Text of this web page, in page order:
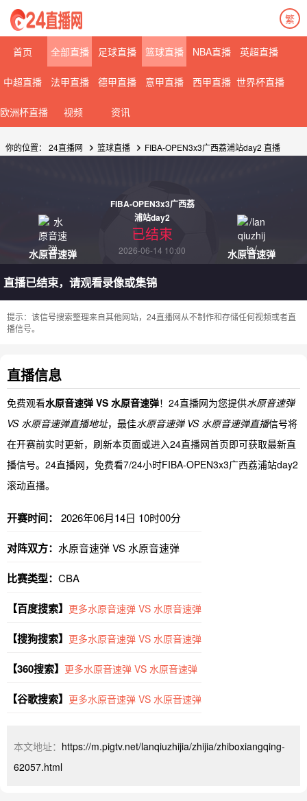
繁
首页 全部直播 足球直播 篮球直播 NBA直播 英超直播
中超直播 法甲直播 德甲直播 意甲直播 西甲直播 世界杯直播
欧洲杯直播 视频 资讯
你的位置： 24直播网 篮球直播 FIBA-OPEN3x3广西荔浦站day2 直播
水原音速弹
FIBA-OPEN3x3广西荔
浦站day2
已结束
2026-06-14 10:00 水原音速弹
直播已结束，请观看录像或集锦
提示：该信号搜索整理来自其他网站，24直播网从不制作和存储任何视频或者直
播信号。
直播信息
免费观看水原音速弹 VS 水原音速弹！24直播网为您提供水原音速弹
VS 水原音速弹直播地址，最佳水原音速弹 VS 水原音速弹直播信号将
在开赛前实时更新，刷新本页面或进入24直播网首页即可获取最新直
播信号。24直播网，免费看7/24小时FIBA-OPEN3x3广西荔浦站day2
滚动直播。
开赛时间： 2026年06月14日 10时00分
对阵双方： 水原音速弹 VS 水原音速弹
比赛类型： CBA
【百度搜索】 更多水原音速弹 VS 水原音速弹
【搜狗搜索】 更多水原音速弹 VS 水原音速弹
【360搜索】 更多水原音速弹 VS 水原音速弹
【谷歌搜索】 更多水原音速弹 VS 水原音速弹
本文地址： https://m.pigtv.net/lanqiuzhijia/zhijia/zhiboxiangqing-
62057.html